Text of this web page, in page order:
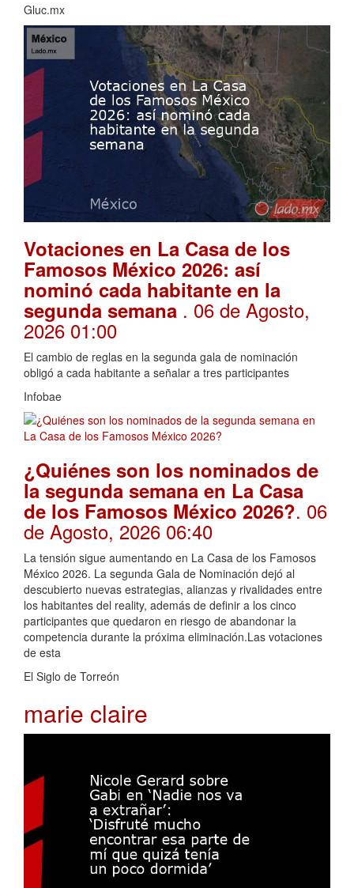
Gluc.mx
Votaciones en La Casa de los
Famosos México 2026: así
nominó cada habitante en la
segunda semana . 06 de Agosto,
2026 01:00
El cambio de reglas en la segunda gala de nominación
obligó a cada habitante a señalar a tres participantes
Infobae
¿Quiénes son los nominados de
la segunda semana en La Casa
de los Famosos México 2026?. 06
de Agosto, 2026 06:40
La tensión sigue aumentando en La Casa de los Famosos
México 2026. La segunda Gala de Nominación dejó al
descubierto nuevas estrategias, alianzas y rivalidades entre
los habitantes del reality, además de definir a los cinco
participantes que quedaron en riesgo de abandonar la
competencia durante la próxima eliminación.Las votaciones
de esta
El Siglo de Torreón
marie claire